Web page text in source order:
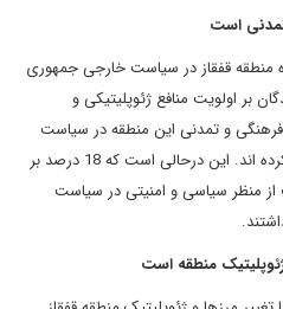
تمدنی است
منطقه قفقاز در سیاست خارجی جمهوری
دهندگان بر اولویت منافع ژئوپلیتیکی و
بر اهمیت فرهنگی و تمدنی این منطقه در سیاست
خارجی جمهوری اسلامی ایران تاکید کرده اند. این درحالی است که 18 درصد بر
بر اهمیت از منظر سیاسی و امنیتی در سیاست
منطقه است